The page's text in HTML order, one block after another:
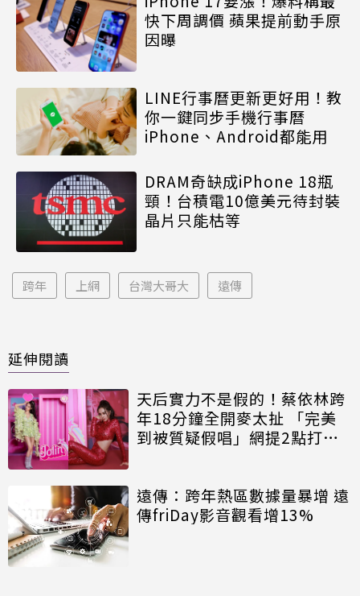
快下周調價 蘋果提前動手原
因曝
LINE行事曆更新更好用！教
你一鍵同步手機行事曆
iPhone、Android都能用
DRAM奇缺成iPhone 18瓶
頸！台積電10億美元待封裝
晶片只能枯等
跨年 上網 台灣大哥大 遠傳
延伸閱讀
天后實力不是假的！蔡依林跨
年18分鐘全開麥太扯 「完美
到被質疑假唱」網提2點打臉
遠傳：跨年熱區數據量暴增 遠
傳friDay影音觀看增13%